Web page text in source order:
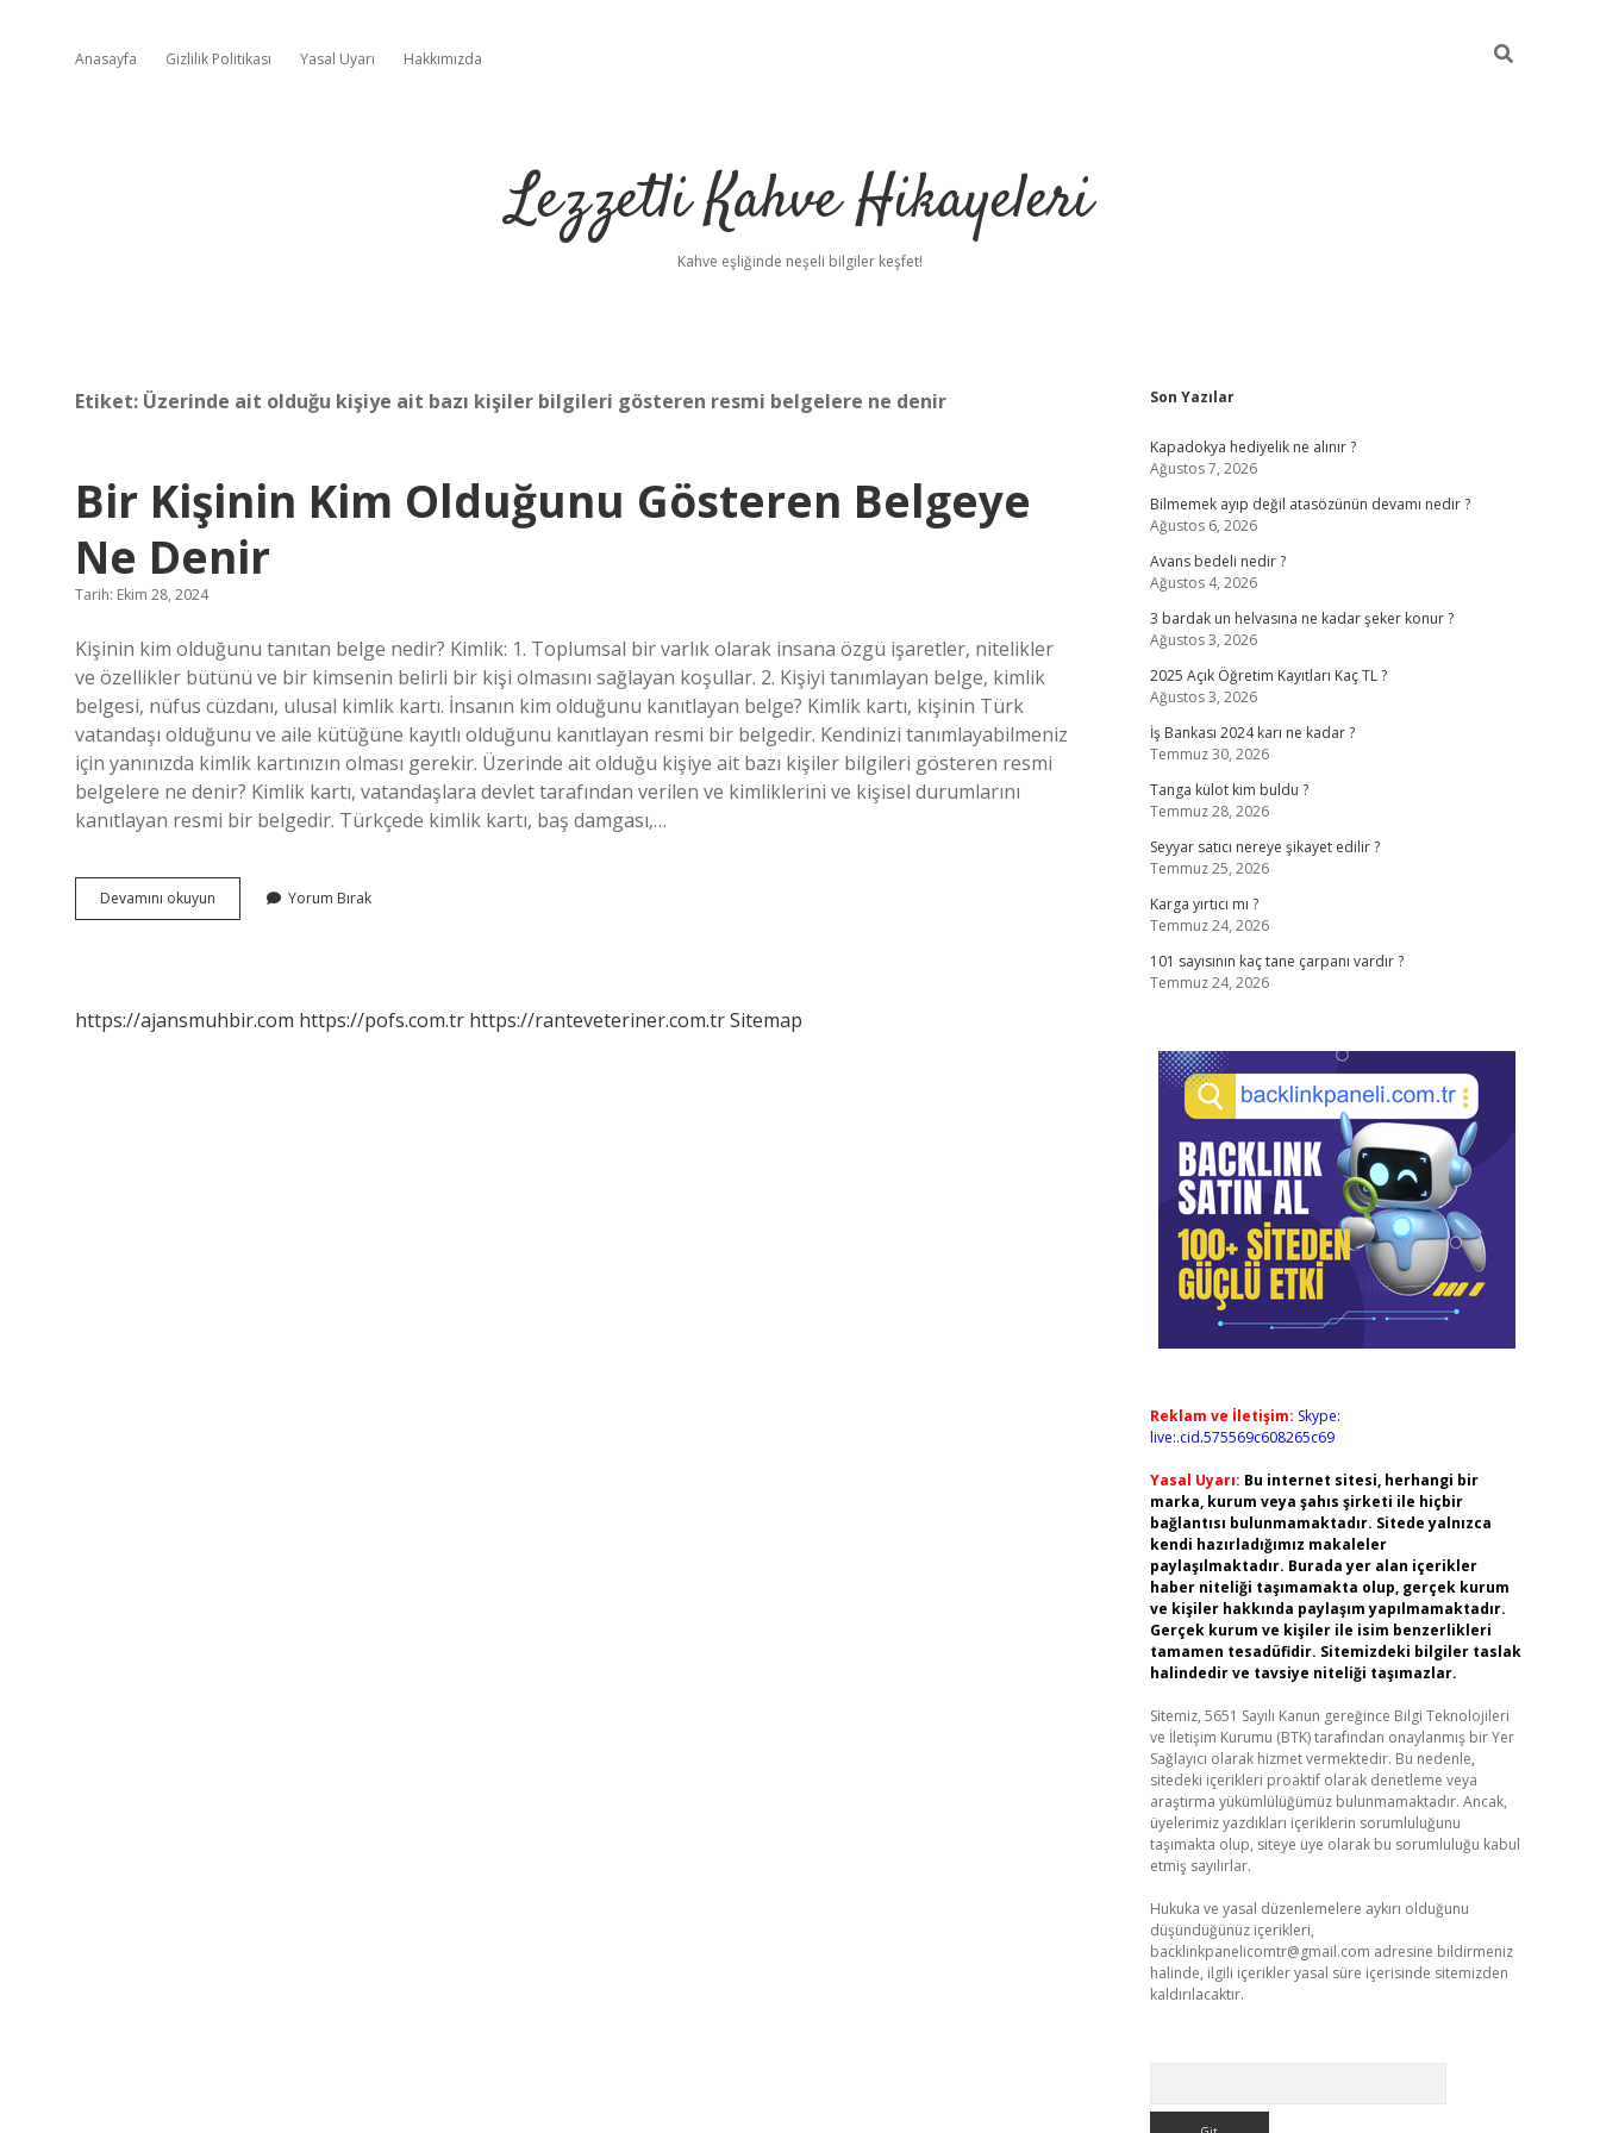
Anasayfa Gizlilik Politikası Yasal Uyarı Hakkımızda
Lezzetli Kahve Hikayeleri
Kahve eşliğinde neşeli bilgiler keşfet!
Etiket: Üzerinde ait olduğu kişiye ait bazı kişiler bilgileri gösteren resmi belgelere ne denir
Bir Kişinin Kim Olduğunu Gösteren Belgeye
Ne Denir
Tarih: Ekim 28, 2024
Kişinin kim olduğunu tanıtan belge nedir? Kimlik: 1. Toplumsal bir varlık olarak insana özgü işaretler, nitelikler
ve özellikler bütünü ve bir kimsenin belirli bir kişi olmasını sağlayan koşullar. 2. Kişiyi tanımlayan belge, kimlik
belgesi, nüfus cüzdanı, ulusal kimlik kartı. İnsanın kim olduğunu kanıtlayan belge? Kimlik kartı, kişinin Türk
vatandaşı olduğunu ve aile kütüğüne kayıtlı olduğunu kanıtlayan resmi bir belgedir. Kendinizi tanımlayabilmeniz
için yanınızda kimlik kartınızın olması gerekir. Üzerinde ait olduğu kişiye ait bazı kişiler bilgileri gösteren resmi
belgelere ne denir? Kimlik kartı, vatandaşlara devlet tarafından verilen ve kimliklerini ve kişisel durumlarını
kanıtlayan resmi bir belgedir. Türkçede kimlik kartı, baş damgası,…
Devamını okuyun
Kişinin
Ne
Yorum Bırak
https://ajansmuhbir.com https://pofs.com.tr https://ranteveteriner.com.trSitemap
Sidebar
Son Yazılar
Kapadokya hediyelik ne alınır ?
Ağustos 7, 2026
Bilmemek ayıp değil atasözünün devamı nedir ?
Ağustos 6, 2026
Avans bedeli nedir ?
Ağustos 4, 2026
3 bardak un helvasına ne kadar şeker konur ?
Ağustos 3, 2026
2025 Açık Öğretim Kayıtları Kaç TL ?
Ağustos 3, 2026
İş Bankası 2024 karı ne kadar ?
Temmuz 30, 2026
Tanga külot kim buldu ?
Temmuz 28, 2026
Seyyar satıcı nereye şikayet edilir ?
Temmuz 25, 2026
Karga yırtıcı mı ?
Temmuz 24, 2026
101 sayısının kaç tane çarpanı vardır ?
Temmuz 24, 2026
Reklam ve İletişim: Skype:
live:.cid.575569c608265c69
Yasal Uyarı: Bu internet sitesi, herhangi bir
marka, kurum veya şahıs şirketi ile hiçbir
bağlantısı bulunmamaktadır. Sitede yalnızca
kendi hazırladığımız makaleler
paylaşılmaktadır. Burada yer alan içerikler
haber niteliği taşımamakta olup, gerçek kurum
ve kişiler hakkında paylaşım yapılmamaktadır.
Gerçek kurum ve kişiler ile isim benzerlikleri
tamamen tesadüfidir. Sitemizdeki bilgiler taslak
halindedir ve tavsiye niteliği taşımazlar.
Sitemiz, 5651 Sayılı Kanun gereğince Bilgi Teknolojileri
ve İletişim Kurumu (BTK) tarafından onaylanmış bir Yer
Sağlayıcı olarak hizmet vermektedir. Bu nedenle,
sitedeki içerikleri proaktif olarak denetleme veya
araştırma yükümlülüğümüz bulunmamaktadır. Ancak,
üyelerimiz yazdıkları içeriklerin sorumluluğunu
taşımakta olup, siteye üye olarak bu sorumluluğu kabul
etmiş sayılırlar.
Hukuka ve yasal düzenlemelere aykırı olduğunu
düşündüğünüz içerikleri,
backlinkpanelicomtr@gmail.com adresine bildirmeniz
halinde, ilgili içerikler yasal süre içerisinde sitemizden
kaldırılacaktır.